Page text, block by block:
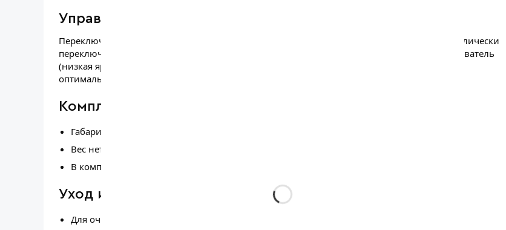
Управление и режимы работы
Переключение режимов осуществляется одной кнопкой. Последовательные нажатия циклически
переключают: рассеиватель (высокая яркость) → рассеиватель (средняя яркость) → рассеиватель
(низкая яркость) → прожектор → выключение. Такая схема позволяет быстро выбрать
оптимальный уровень освещения для конкретной задачи.
Комплектация и габариты
Габариты (Ш × Г × В): 116 × 101 × 41,5 мм.
Вес нетто: 430 г.
В комплекте: зарядный кабель USB.
Уход и меры предосторожности
Для очистки корпуса используйте мягкую влажную ткань без абразивных средств.